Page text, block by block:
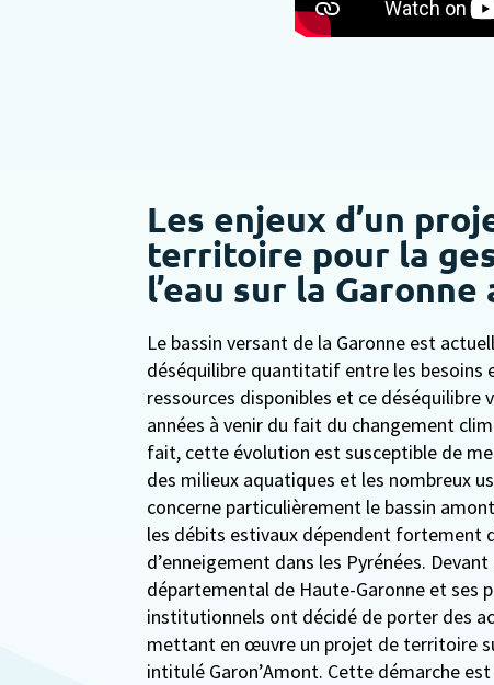
Les enjeux d’un
territoire pour la
l’eau sur la
Le bassin versant de la Garonne est
déséquilibre quantitatif entre les besoins
ressources disponibles et ce déséquilibre
années à venir du fait du changement
fait, cette évolution est susceptible de
des milieux aquatiques et les nombreux
concerne particulièrement le bassin
les débits estivaux dépendent fortement
d’enneigement dans les Pyrénées.
départemental de Haute-Garonne et ses
institutionnels ont décidé de porter des
mettant en œuvre un projet de territoire
intitulé Garon’Amont. Cette démarche